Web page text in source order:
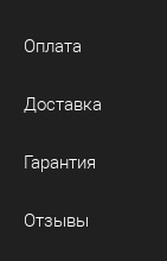
Оплата
Доставка
Гарантия
Отзывы